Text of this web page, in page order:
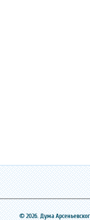
© 2026. Дума